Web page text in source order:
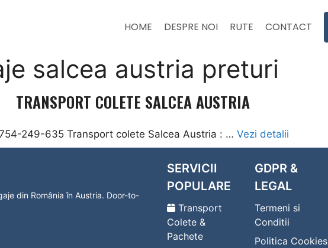
HOME DESPRE NOI RUTE CONTACT
salcea austria preturi
TRANSPORT COLETE SALCEA AUSTRIA
249-635 Transport colete Salcea Austria : … Vezi detalii
din România în Austria. Door-to-
SERVICII
POPULARE
Transport
Colete &
Pachete
GDPR &
LEGAL
Termeni si
Conditii
Politica Cookies